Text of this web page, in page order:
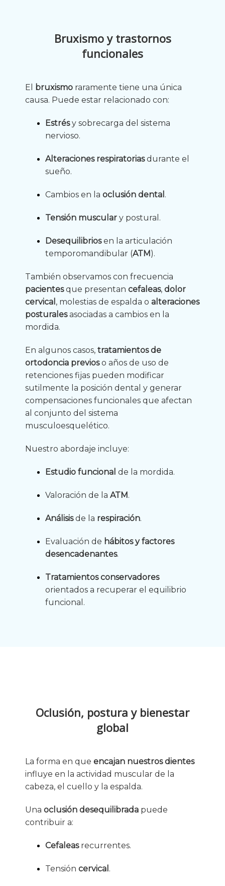
Bruxismo y trastornos
funcionales
El bruxismo raramente tiene una única
causa. Puede estar relacionado con:
Estrésy sobrecarga del sistema
nervioso.
Alteraciones respiratoriasdurante el
sueño.
Cambios en la oclusión dental .
Tensión muscular y postural.
Desequilibriosen la articulación
temporomandibular (ATM).
También observamos con frecuencia
pacientesque presentan cefaleas, dolor
cervical , molestias de espalda o alteraciones
posturalesasociadas a cambios en la
mordida.
En algunos casos, tratamientos de
ortodoncia previoso años de uso de
retenciones fijas pueden modificar
sutilmente la posición dental y generar
compensaciones funcionales que afectan
al conjunto del sistema
musculoesquelético.
Nuestro abordaje incluye:
Estudio funcional de la mordida.
Valoración de la ATM.
Análisisde la respiración.
Evaluación de hábitos y factores
desencadenantes.
Tratamientos conservadores
orientados a recuperar el equilibrio
funcional.
Oclusión, postura y bienestar
global
La forma en que encajan nuestros dientes
influye en la actividad muscular de la
cabeza, el cuello y la espalda.
Una oclusión desequilibrada puede
contribuir a:
Cefaleasrecurrentes.
Tensión cervical .